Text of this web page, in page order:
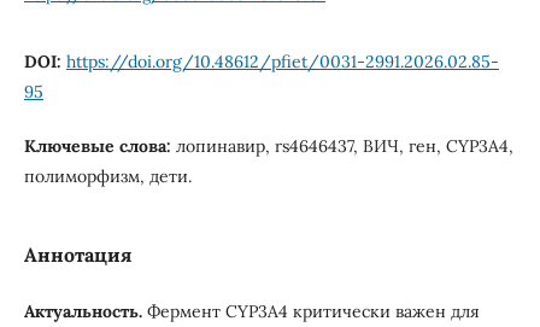
DOI: https://doi.org/10.48612/pfiet/0031-2991.2026.02.85-
95
Ключевые слова: лопинавир, rs4646437, ВИЧ, ген, CYP3A4,
полиморфизм, дети.
Аннотация
Актуальность.Фермент CYP3A4 критически важен для